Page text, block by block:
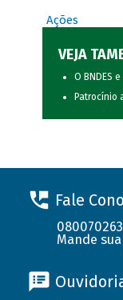
Ações
VEJA
O BNDES
Patrocínio
Fale
Mande